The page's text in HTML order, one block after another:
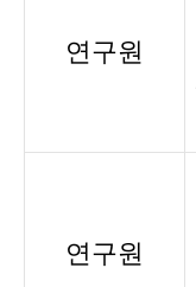
연구원
연구원